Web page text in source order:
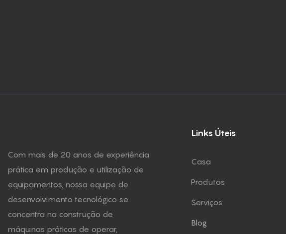
Com mais de 20 anos de experiência
prática em produção e utilização de
equipamentos, nossa equipe de
desenvolvimento tecnológico se
concentra na construção de
máquinas práticas de operar,
Links Úteis
Casa
Produtos
Serviços
Blog